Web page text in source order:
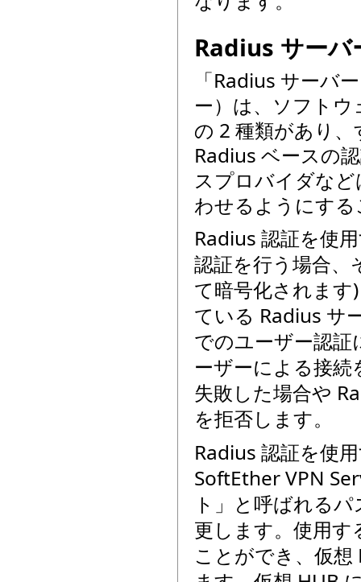
Radius サーバ
「Radius サーバ
ー）は、ソフト
の 2 種類があり
Radius ベースの
スプロバイダな
わせるようにす
Radius 認証を使
認証を行う場合、
て暗号化されま
ている Radius サ
でのユーザー認
ーザーによる接
失敗した場合や
を拒否します。
Radius 認証を使
SoftEther VPN
ト」と呼ばれる
更します。使用
ことができ、仮